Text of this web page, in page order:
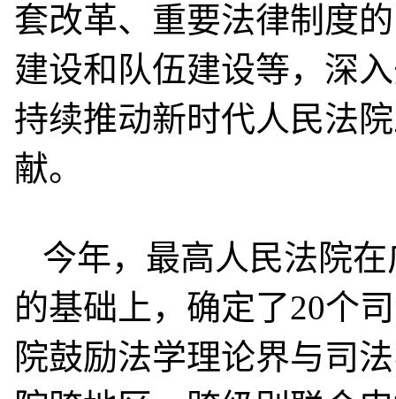
套改革、重要法律制度
建设和队伍建设等，深
持续推动新时代人民法
献。
今年，最高人民法院
的基础上，确定了20个
院鼓励法学理论界与司